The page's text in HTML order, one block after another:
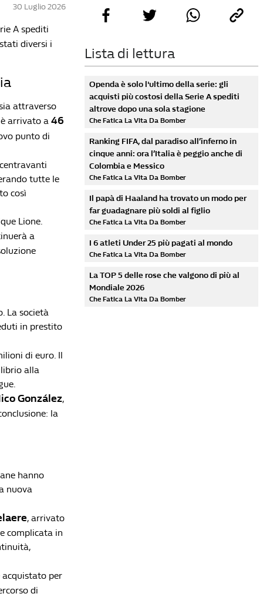
30 Luglio 2026
A spediti
diversi i
attraverso
arrivato a 46
punto di
tutte le
così
Lione.
a
La società
in prestito
di euro. Il
alla
González,
la
hanno
nuova
, arrivato
complicata in
acquistato per
di
Lista di lettura
Openda è solo l'ultimo della serie: gli
acquisti più costosi della Serie A spediti
altrove dopo una sola stagione
Che Fatica La Vita Da Bomber
Ranking FIFA, dal paradiso all’inferno in
cinque anni: ora l’Italia è peggio anche di
Colombia e Messico
Che Fatica La Vita Da Bomber
Il papà di Haaland ha trovato un modo per
far guadagnare più soldi al figlio
Che Fatica La Vita Da Bomber
I 6 atleti Under 25 più pagati al mondo
Che Fatica La Vita Da Bomber
La TOP 5 delle rose che valgono di più al
Mondiale 2026
Che Fatica La Vita Da Bomber